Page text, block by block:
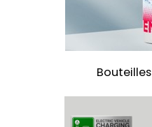
Bouteilles